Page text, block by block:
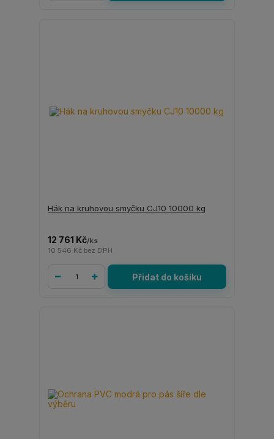
Hák na kruhovou smyčku CJ10 10000 kg
12 761 Kč/ks
10 546 Kč bez DPH
Přidat do košíku